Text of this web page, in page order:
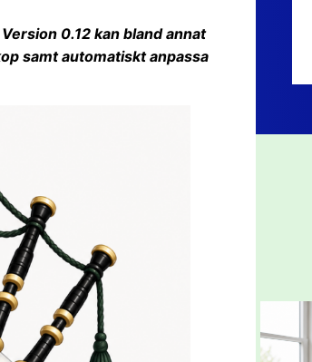
0.12 kan bland annat
samt automatiskt anpassa